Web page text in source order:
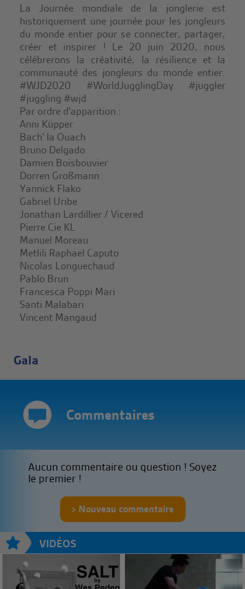
La Journée mondiale de la jonglerie est
historiquement une journée pour les jongleurs
du monde entier pour se connecter, partager,
créer et inspirer ! Le 20 juin 2020, nous
célébrerons la créativité, la résilience et la
communauté des jongleurs du monde entier.
#WJD2020 #WorldJugglingDay #juggler
#juggling #wjd
Par ordre d'apparition :
Anni Küpper
Bach' la Ouach
Bruno Delgado
Damien Boisbouvier
Dorren Großmann
Yannick Flako
Gabriel Uribe
Jonathan Lardillier / Vicered
Pierre Cie KL
Manuel Moreau
Metlili Raphael Caputo
Nicolas Longuechaud
Pablo Brun
Francesca Poppi Mari
Santi Malabari
Vincent Mangaud
Gala
Commentaires
Aucun commentaire ou question ! Soyez
le premier !
Nouveau commentaire
VIDÉOS